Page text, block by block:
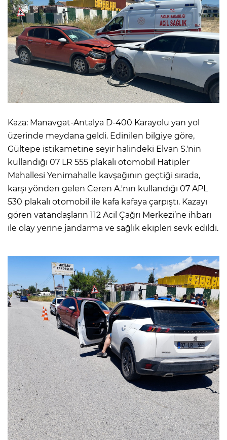
Kaza: Manavgat-Antalya D-400 Karayolu yan yol
üzerinde meydana geldi. Edinilen bilgiye göre,
Gültepe istikametine seyir halindeki Elvan S.'nin
kullandığı 07 LR 555 plakalı otomobil Hatipler
Mahallesi Yenimahalle kavşağının geçtiği sırada,
karşı yönden gelen Ceren A.'nın kullandığı 07 APL
530 plakalı otomobil ile kafa kafaya çarpıştı. Kazayı
gören vatandaşların 112 Acil Çağrı Merkezi’ne ihbarı
ile olay yerine jandarma ve sağlık ekipleri sevk edildi.